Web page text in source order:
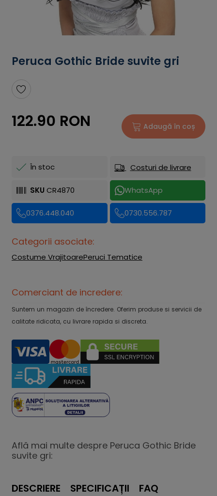
Peruca Gothic Bride suvite gri
122.90 RON Adaugă în coș
În stoc Costuri de livrare
SKU CR4870 WhatsApp
0376.448.040 0730.556.787
Categorii asociate:
Costume VrajitoarePeruci Tematice
Comerciant de incredere:
Suntem un magazin de încredere. Oferim produse si servicii de
calitate ridicata, cu livrare rapida si discreta.
Află mai multe despre Peruca Gothic Bride
suvite gri:
DESCRIERE SPECIFICAȚII FAQ